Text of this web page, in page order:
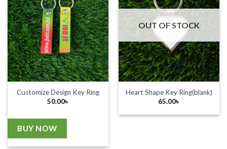
Customize Design Key Ring
50.00৳
BUY NOW
OUT OF STOCK
Heart Shape Key Ring(blank)
65.00৳